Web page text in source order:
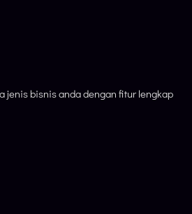
jenis bisnis anda dengan fitur lengkap